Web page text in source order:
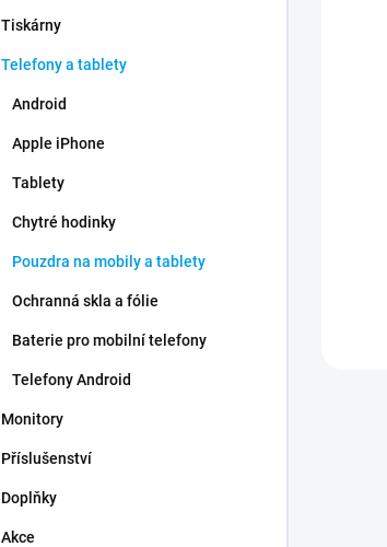
Tiskárny
Telefony a tablety
Android
Apple iPhone
Tablety
Chytré hodinky
Pouzdra na mobily a tablety
Ochranná skla a fólie
Baterie pro mobilní telefony
Telefony Android
Monitory
Příslušenství
Doplňky
Akce